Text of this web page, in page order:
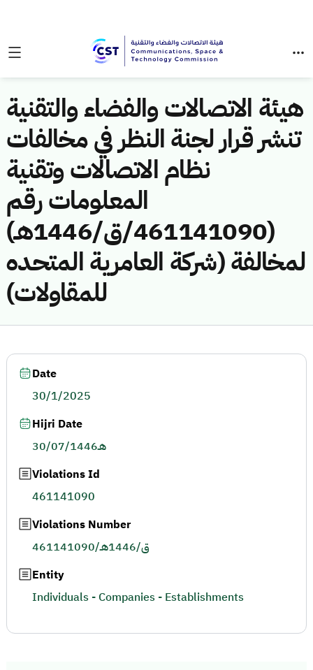
هيئة الاتصالات والفضاء والتقنية
تنشر قرار لجنة النظر في مخالفات
نظام الاتصالات وتقنية
المعلومات رقم
(461141090/ق/1446هـ)
لمخالفة (شركة العامرية المتحده
للمقاولات)
Date
30/1/2025
Hijri Date
30/07/1446هـ
Violations Id
461141090
Violations Number
461141090/ق/1446هـ
Entity
Individuals - Companies - Establishments